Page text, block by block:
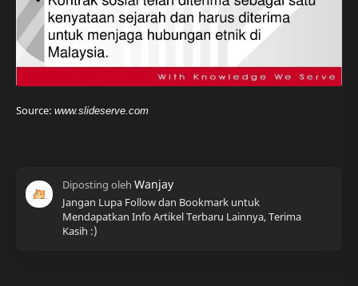
Source: www.slideserve.com
Jangan Lupa Follow dan Bookmark untuk
Mendapatkan Info Artikel Terbaru Lainnya, Terima
Kasih :)